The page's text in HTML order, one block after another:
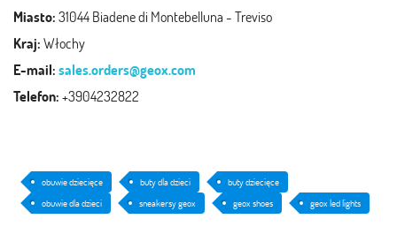
Miasto:31044 Biadene di Montebelluna - Treviso
Kraj:Włochy
E-mail:sales.orders@geox.com
Telefon:+3904232822
obuwie dziecięce buty dla dzieci
buty dziecięce
obuwie dla dzieci
sneakersy geox geox shoes geox led lights